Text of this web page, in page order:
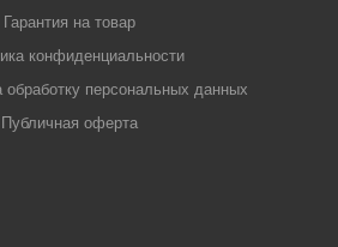
Гарантия на товар
конфиденциальности
персональных данных
Публичная оферта